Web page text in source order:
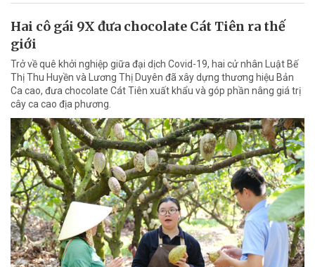
Hai cô gái 9X đưa chocolate Cát Tiên ra thế
giới
Trở về quê khởi nghiệp giữa đại dịch Covid-19, hai cử nhân Luật Bế
Thị Thu Huyền và Lương Thị Duyên đã xây dựng thương hiệu Bản
Ca cao, đưa chocolate Cát Tiên xuất khẩu và góp phần nâng giá trị
cây ca cao địa phương.